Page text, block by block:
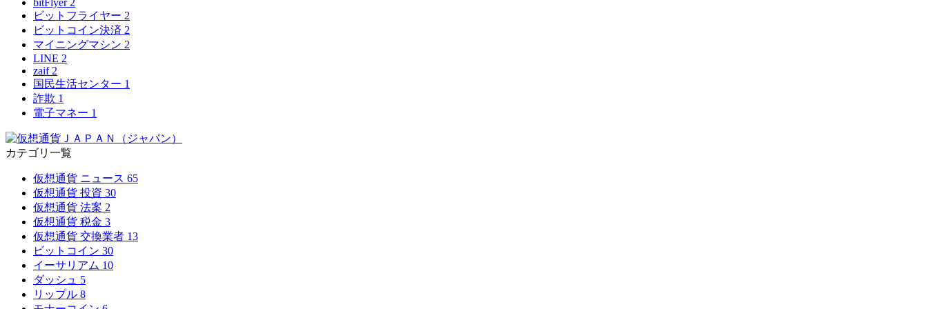
ビットフライヤー 2
ビットコイン決済 2
マイニングマシン 2
LINE 2
zaif 2
国民生活センター 1
詐欺 1
電子マネー 1
カテゴリ一覧
仮想通貨 ニュース 65
仮想通貨 投資 30
仮想通貨 法案 2
仮想通貨 税金 3
仮想通貨 交換業者 13
ビットコイン 30
イーサリアム 10
ダッシュ 5
リップル 8